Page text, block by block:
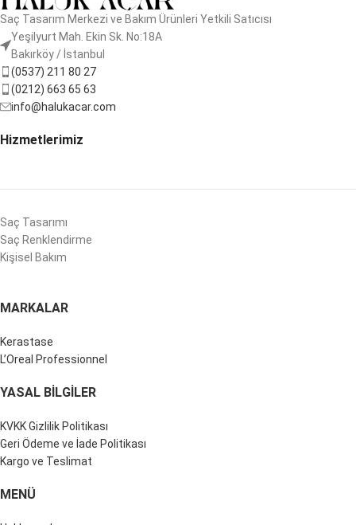
Saç Tasarım Merkezi ve Bakım Ürünleri Yetkili Satıcısı
Yeşilyurt Mah. Ekin Sk. No:18A
Bakırköy / İstanbul
(0537) 211 80 27
(0212) 663 65 63
info@halukacar.com
Hizmetlerimiz
Saç Tasarımı
Saç Renklendirme
Kişisel Bakım
MARKALAR
Kerastase
L’Oreal Professionnel
YASAL BILGILER
KVKK Gizlilik Politikası
Geri Ödeme ve İade Politikası
Kargo ve Teslimat
MENÜ